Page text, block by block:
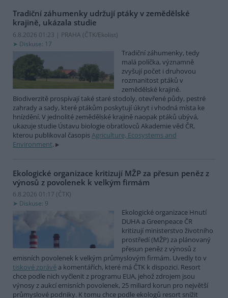
Tradiční záhumenky udržují ptáky v zemědělské
krajině, ukázala studie
6.8.2026 01:23 | PRAHA (ČTK/Ekolist)
Diskuse: 17
Tradiční záhumenky, tedy
malá políčka, významně
zvyšují počet i druhovou
rozmanitost ptáků v
zemědělské krajině.
Biodiverzitě prospívají také staré stodoly, otevřené půdy, pestré
zahrady a sady, které ptákům poskytují úkryt i vhodná místa ke
hnízdění. V jednolité zemědělské krajině naopak ptáků ubývá,
ukazuje studie Ústavu biologie obratlovců Akademie věd ČR,
kterou publikoval časopisAgriculture, Ecosystems and
Environment.
Ekologické organizace kritizují MŽP za přesun peněz z
výnosů z povolenek k velkým firmám
6.8.2026 01:17 (ČTK)
Diskuse: 9
Ekologické organizace Hnutí
DUHA a Greenpeace ČR
kritizují ministerstvo životního
prostředí (MŽP) za plánovaný
přesun peněz z výnosů z
emisních povolenek k velkým průmyslovým firmám. Uvedly to v
tiskové zprávě a komentářích, které má ČTK k dispozici. Resort
chce podle nich vyčlenit z programu EUA, jehož zdrojem jsou
výnosy z aukcí emisních povolenek, 25 miliard korun pro největší
průmyslové podniky. K tomu chce podle ekologů resort snížit